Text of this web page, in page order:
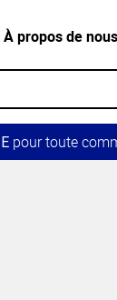
À propos de nous
pour toute